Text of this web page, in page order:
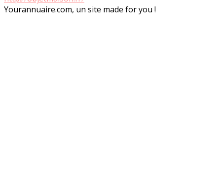
Yourannuaire.com, un site made for you !